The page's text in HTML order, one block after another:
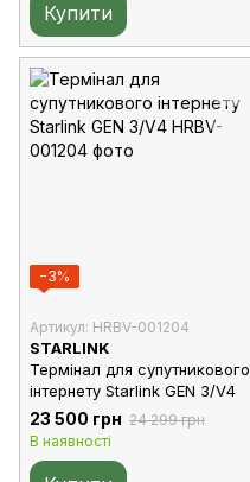
Купити
−3%
Артикул: HRBV-001204
STARLINK
Термінал для супутникового
інтернету Starlink GEN 3/V4
23 500 грн 24 299 грн
В наявності